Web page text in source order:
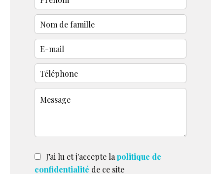
J’ai lu et j'accepte la politique de
confidentialité de ce site